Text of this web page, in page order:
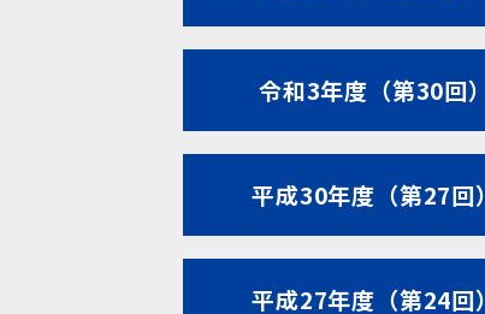
令和3年度（第30回）
平成30年度（第27回）
平成27年度（第24回）